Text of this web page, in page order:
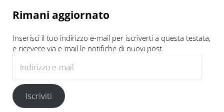
Rimani aggiornato
Inserisci il tuo indirizzo e-mail per iscriverti a questa testata,
e ricevere via e-mail le notifiche di nuovi post.
Iscriviti